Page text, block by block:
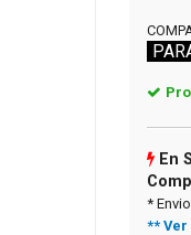
En
*
**